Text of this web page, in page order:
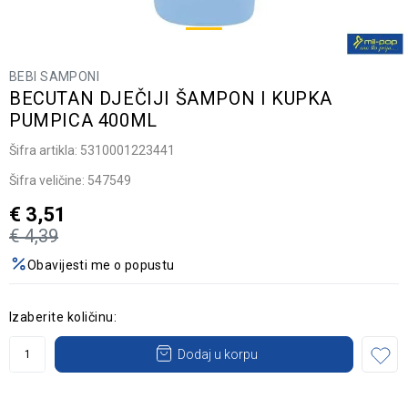
BEBI SAMPONI
BECUTAN DJEČIJI ŠAMPON I KUPKA
PUMPICA 400ML
Šifra artikla: 5310001223441
Šifra veličine: 547549
€ 4,39
€ 3,51
Obavijesti me o popustu
Izaberite količinu:
Dodaj u korpu